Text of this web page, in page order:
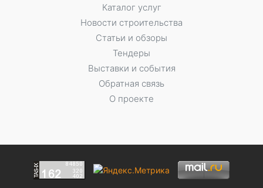
Каталог услуг
Новости строительства
Статьи и обзоры
Тендеры
Выставки и события
Обратная связь
О проекте